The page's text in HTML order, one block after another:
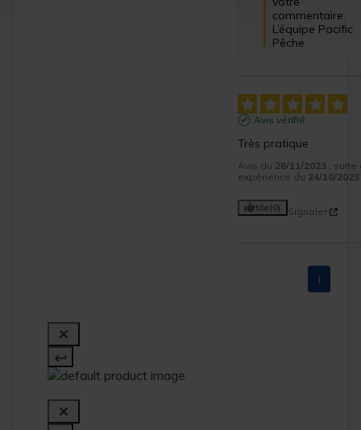
commentaire.
L’équipe Pacific
Pêche
Avis vérifié
Très pratique
Avis du 26/11/2023 , suite
expérience du 24/10/2023
Utile(0) Signaler
1